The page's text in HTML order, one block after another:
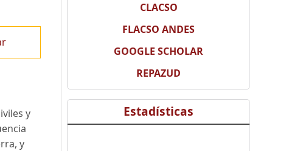
y
y
CLACSO
FLACSO ANDES
GOOGLE SCHOLAR
REPAZUD
Estadísticas